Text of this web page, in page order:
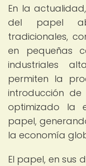
En la
del papel
tradicionales,
en pequeñas
industriales
permiten la
introducción
optimizado la
papel,
la economía
El papel, en sus